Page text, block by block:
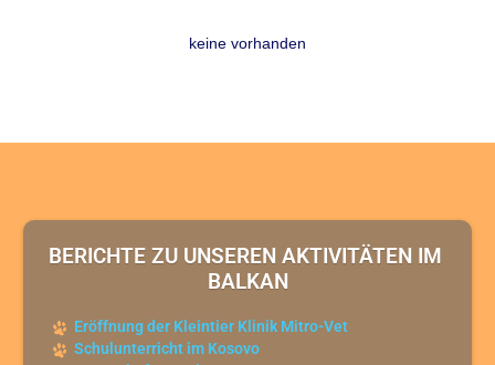
keine vorhanden
BERICHTE ZU UNSEREN AKTIVITÄTEN IM
BALKAN
Eröffnung der Kleintier Klinik Mitro-Vet
Schulunterricht im Kosovo